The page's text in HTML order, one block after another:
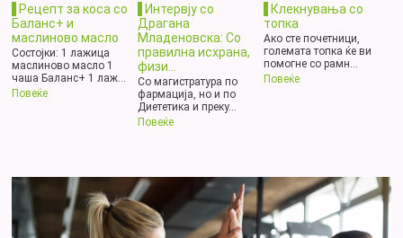
Рецепт за коса со
Баланс+ и
маслиново масло
Состојки: 1 лажица
маслиново масло 1
чаша Баланс+ 1 лаж...
Повеќе
Интервју со
Драгана
Младеновска: Со
правилна исхрана,
физи...
Со магистратура по
фармација, но и по
Диететика и преку...
Повеќе
Клекнувања со
топка
Ако сте почетници,
големата топка ќе ви
помогне со рамн...
Повеќе